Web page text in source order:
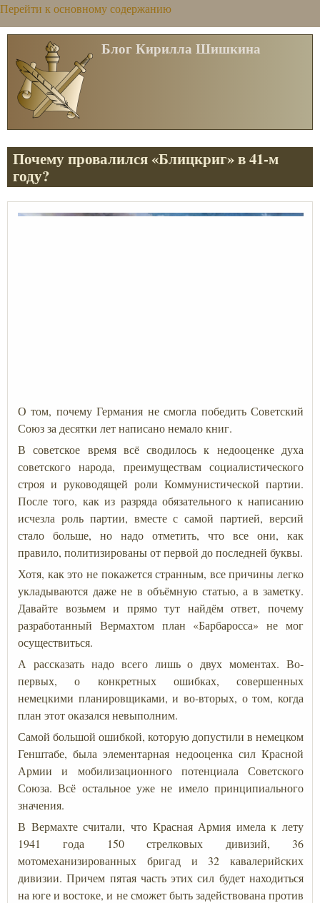
Перейти к основному содержанию
Блог Кирилла Шишкина
Почему провалился «Блицкриг» в 41-м
году?
О том, почему Германия не смогла победить Советский
Союз за десятки лет написано немало книг.
В советское время всё сводилось к недооценке духа
советского народа, преимуществам социалистического
строя и руководящей роли Коммунистической партии.
После того, как из разряда обязательного к написанию
исчезла роль партии, вместе с самой партией, версий
стало больше, но надо отметить, что все они, как
правило, политизированы от первой до последней буквы.
Хотя, как это не покажется странным, все причины легко
укладываются даже не в объёмную статью, а в заметку.
Давайте возьмем и прямо тут найдём ответ, почему
разработанный Вермахтом план «Барбаросса» не мог
осуществиться.
А рассказать надо всего лишь о двух моментах. Во-
первых, о конкретных ошибках, совершенных
немецкими планировщиками, и во-вторых, о том, когда
план этот оказался невыполним.
Самой большой ошибкой, которую допустили в немецком
Генштабе, была элементарная недооценка сил Красной
Армии и мобилизационного потенциала Советского
Союза. Всё остальное уже не имело принципиального
значения.
В Вермахте считали, что Красная Армия имела к лету
1941 года 150 стрелковых дивизий, 36
мотомеханизированных бригад и 32 кавалерийских
дивизии. Причем пятая часть этих сил будет находиться
на юге и востоке, и не сможет быть задействована против